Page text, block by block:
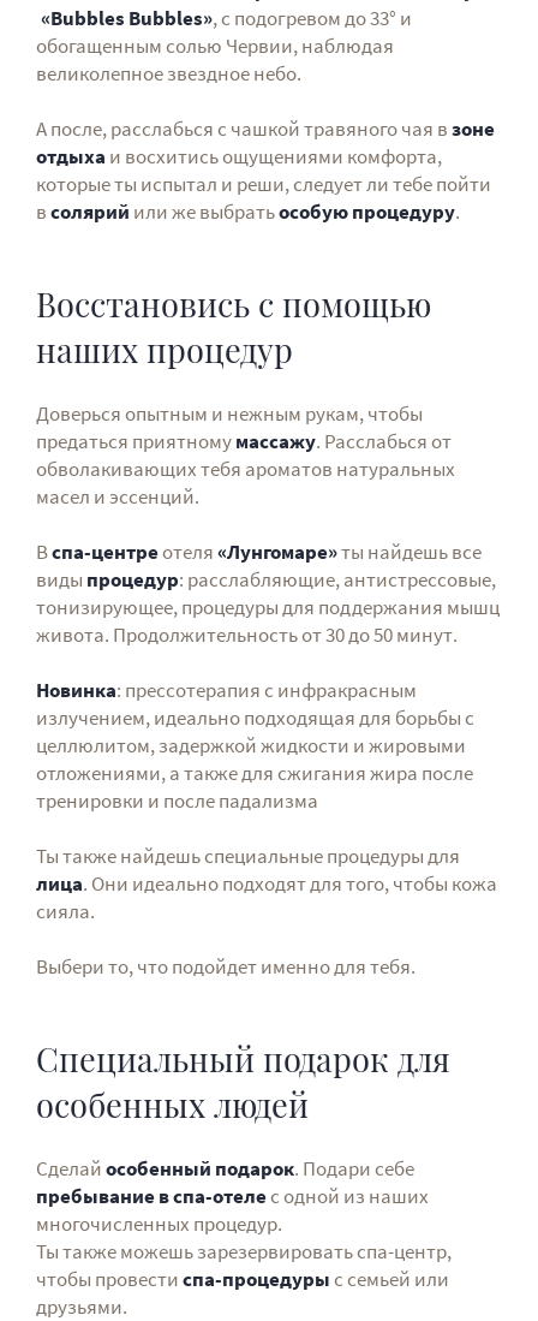
«Bubbles Bubbles», с подогревом до 33° и
обогащенным солью Червии, наблюдая
великолепное звездное небо.
А после, расслабься с чашкой травяного чая взоне
отдыха и восхитись ощущениями комфорта,
которые ты испытал и реши, следует ли тебе пойти
всолярий или же выбратьособую процедуру.
Восстановись с помощью
наших процедур
Доверься опытным и нежным рукам, чтобы
предаться приятномумассажу. Расслабься от
обволакивающих тебя ароматов натуральных
масел и эссенций.
Вспа-центреотеля«Лунгомаре»ты найдешь все
виды процедур: расслабляющие, антистрессовые,
тонизирующее, процедуры для поддержания мышц
живота. Продолжительность от 30 до 50 минут.
Новинка: прессотерапия с инфракрасным
излучением, идеально подходящая для борьбы с
целлюлитом, задержкой жидкости и жировыми
отложениями, а также для сжигания жира после
тренировки и после падализма
Ты также найдешь специальные процедуры для
лица. Они идеально подходят для того, чтобы кожа
сияла.
Выбери то, что подойдет именно для тебя.
Специальный подарок для
особенных людей
Сделайособенный подарок. Подари себе
пребывание в спа-отелес одной из наших
многочисленных процедур.
Ты также можешь зарезервировать спа-центр,
чтобы провестиспа-процедурыс семьей или
друзьями.